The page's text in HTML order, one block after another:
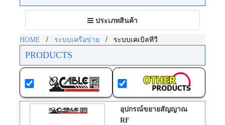
Toggle
navigation
ประเภทสินค้า
HOME / ระบบเครือข่าย / ระบบเคเบิลทีวี
PRODUCTS
อุปกรณ์ขยายสัญญาณ
RF